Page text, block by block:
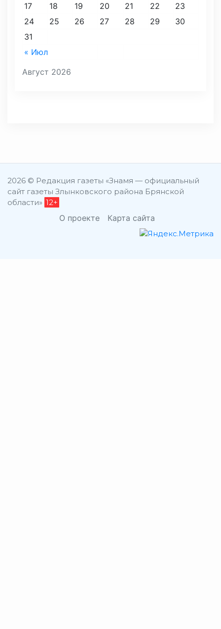
Август 2026
« Июл
17
18 19 20 21 22
23
24
25 26 27 28 29
30
31
2026 © Редакция газеты «Знамя — официальный
сайт газеты Злынковского района Брянской
области» 12+
О проекте Карта сайта